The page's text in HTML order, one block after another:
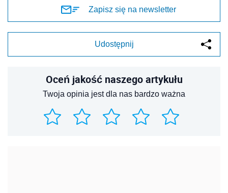
Zapisz się na newsletter
Udostępnij
Oceń jakość naszego artykułu
Twoja opinia jest dla nas bardzo ważna